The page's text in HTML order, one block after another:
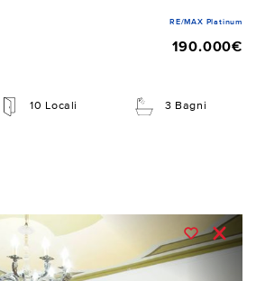
RE/MAX Platinum
190.000€
10 Locali 3 Bagni